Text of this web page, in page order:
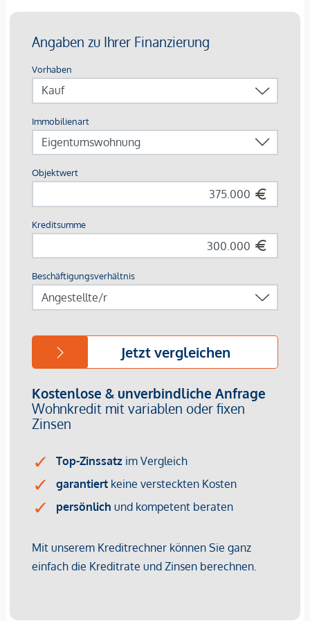
© Bilder aus AdobeStock
TOP 9 IM 1. OBERGESCHOSS
Die Altbauwohnung wurde modernisiert und hochwertig
ausgestattet, sie besticht durch ihren durchdachten
* Eingangsbereich
* Küchenzeile
Waschmaschinenanschluss
NEBENKOSTEN
Der guten Ordnung halber halten wir fest, dass, sofern im
Angebot nicht anders vermerkt, bei erfolgreichem
Abschlussfall eine Provision anfällt, die den in der
Immobilienmaklerverordnung BGBI. 262 und 297/1996
festgelegten Sätzen entspricht – das sind 3 % des
Kaufpreises zzgl. 20 % USt. Diese Provisionspflicht besteht
an Dritte weitergeben.
Die Vertragserrichtung und Treuhandabwicklung ist
gebunden an die Kanzlei TaylorWessing, e|n|w|c Natlacen
Schwarzenbergplatz 7, 1030 Wien. Die Kosten betragen 1,5
% des Kaufpreises zzgl. 20 % USt. sowie Barauslagen und